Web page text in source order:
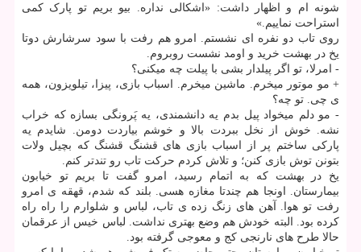
شونه ام و اظهار داشت: «اشکالی نداره. بیو بریم تو پارک کمی
استراحت نماییم.»
روی تاب دو نفره ای نشستم. امرو هم رفت با سود سرشارش دوتا
یخ در بهشت خرید و اومد نشست روبروم.
- امرلا، تو اگر پیلدار بشی با پیلت چه میکنی؟
+ مو موتور میخرم. ماشین میخرم. اسباب بازی، پیزا، تیلویزون، همه
ی چی. تو چه؟
- مو دلم میخواد پیل بدم یه دانشمندی، یه پَرونگی بسازه که خراب
نشه. خوش از نخل ببردت بالا و خوشم بیاردت دومن. شایدم یه
پارکی ساختم پر از اسباب بازی های قشنگ قشنگ که بچیل ولات
بتونن توش بازی کنن؛ و تلاش کردم حرکت تاب رو تندتر کنم.
یخ در بهشت که به اتمام رسید، امرو گفت تا بریم تو خیابون
بیمارستان. اونجا هم چندتا مغازه هسی. بلند که شدم، قهقه ی امرو
رفت تو هوا. آهن های زنگ زده ی تاب، لباس و شلوارم را راه راه
کرده بود. البته خودش هم وضع بهتری نداشت. لباس خیس از عرقمان
حالا طرح های نارنجی کج و معوجی گرفته بود.